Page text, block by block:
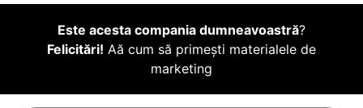
Este acesta compania dumneavoastră?
Felicitări! Aă cum să primești materialele de
marketing